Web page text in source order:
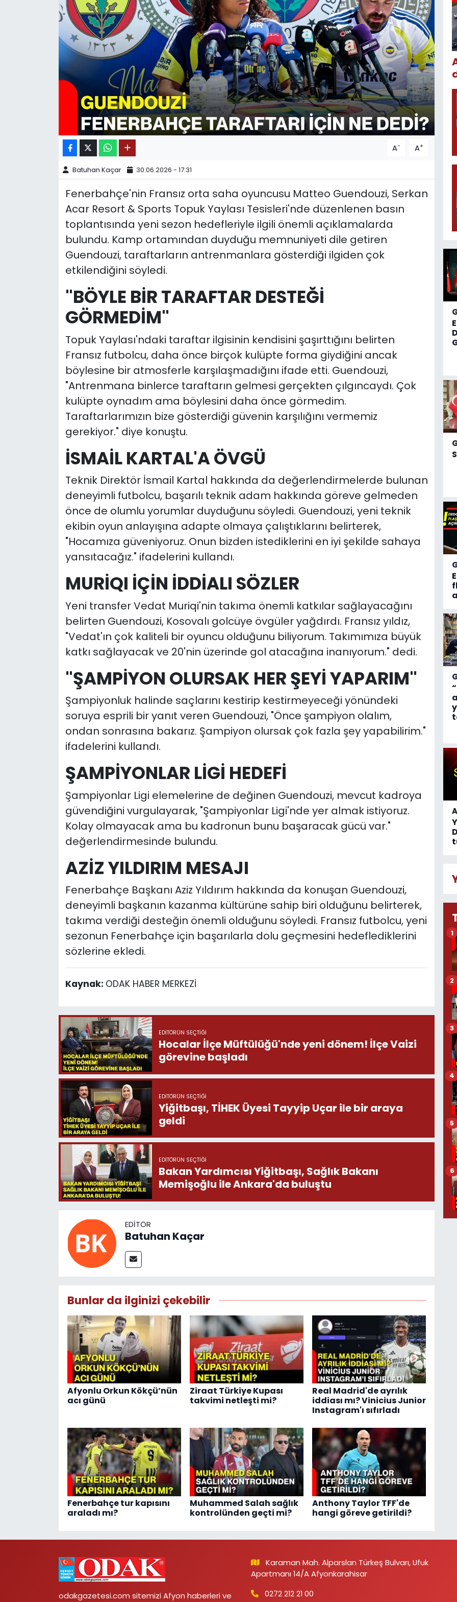
A- A+
Batuhan Kaçar 30.06.2026 - 17:31
Fenerbahçe'nin Fransız orta saha oyuncusu Matteo Guendouzi, Serkan
Acar Resort & Sports Topuk Yaylası Tesisleri'nde düzenlenen basın
toplantısında yeni sezon hedefleriyle ilgili önemli açıklamalarda
bulundu. Kamp ortamından duyduğu memnuniyeti dile getiren
Guendouzi, taraftarların antrenmanlara gösterdiği ilgiden çok
etkilendiğini söyledi.
"BÖYLE BİR TARAFTAR DESTEĞİ
GÖRMEDİM"
Topuk Yaylası'ndaki taraftar ilgisinin kendisini şaşırttığını belirten
Fransız futbolcu, daha önce birçok kulüpte forma giydiğini ancak
böylesine bir atmosferle karşılaşmadığını ifade etti. Guendouzi,
"Antrenmana binlerce taraftarın gelmesi gerçekten çılgıncaydı. Çok
kulüpte oynadım ama böylesini daha önce görmedim.
Taraftarlarımızın bize gösterdiği güvenin karşılığını vermemiz
gerekiyor." diye konuştu.
İSMAİL KARTAL'A ÖVGÜ
Teknik Direktör İsmail Kartal hakkında da değerlendirmelerde bulunan
deneyimli futbolcu, başarılı teknik adam hakkında göreve gelmeden
önce de olumlu yorumlar duyduğunu söyledi. Guendouzi, yeni teknik
ekibin oyun anlayışına adapte olmaya çalıştıklarını belirterek,
"Hocamıza güveniyoruz. Onun bizden istediklerini en iyi şekilde sahaya
yansıtacağız." ifadelerini kullandı.
MURİQI İÇİN İDDİALI SÖZLER
Yeni transfer Vedat Muriqi'nin takıma önemli katkılar sağlayacağını
belirten Guendouzi, Kosovalı golcüye övgüler yağdırdı. Fransız yıldız,
"Vedat'ın çok kaliteli bir oyuncu olduğunu biliyorum. Takımımıza büyük
katkı sağlayacak ve 20'nin üzerinde gol atacağına inanıyorum." dedi.
"ŞAMPİYON OLURSAK HER ŞEYİ YAPARIM"
Şampiyonluk halinde saçlarını kestirip kestirmeyeceği yönündeki
soruya esprili bir yanıt veren Guendouzi, "Önce şampiyon olalım,
ondan sonrasına bakarız. Şampiyon olursak çok fazla şey yapabilirim."
ifadelerini kullandı.
ŞAMPİYONLAR LİGİ HEDEFİ
Şampiyonlar Ligi elemelerine de değinen Guendouzi, mevcut kadroya
güvendiğini vurgulayarak, "Şampiyonlar Ligi'nde yer almak istiyoruz.
Kolay olmayacak ama bu kadronun bunu başaracak gücü var."
değerlendirmesinde bulundu.
AZİZ YILDIRIM MESAJI
Fenerbahçe Başkanı Aziz Yıldırım hakkında da konuşan Guendouzi,
deneyimli başkanın kazanma kültürüne sahip biri olduğunu belirterek,
takıma verdiği desteğin önemli olduğunu söyledi. Fransız futbolcu, yeni
sezonun Fenerbahçe için başarılarla dolu geçmesini hedeflediklerini
sözlerine ekledi.
Kaynak: ODAK HABER MERKEZİ
EDITÖRÜN SEÇTIĞI
Hocalar İlçe Müftülüğü'nde yeni dönem! İlçe Vaizi
görevine başladı
EDITÖRÜN SEÇTIĞI
Yiğitbaşı, TİHEK Üyesi Tayyip Uçar ile bir araya
geldi
EDITÖRÜN SEÇTIĞI
Bakan Yardımcısı Yiğitbaşı, Sağlık Bakanı
Memişoğlu ile Ankara'da buluştu
EDITÖR
Batuhan Kaçar
Bunlar da ilginizi çekebilir
Afyonlu Orkun Kökçü’nün
acı günü
Ziraat Türkiye Kupası
takvimi netleşti mi?
Real Madrid'de ayrılık
iddiası mı? Vinicius Junior
Instagram'ı sıfırladı
Fenerbahçe tur kapısını
araladı mı?
Muhammed Salah sağlık
kontrolünden geçti mi?
Anthony Taylor TFF'de
hangi göreve getirildi?
1
2
3
4
5
6
odakgazetesi.com sitemizi Afyon haberleri ve
Karaman Mah. Alparslan Türkeş Bulvarı, Ufuk
Apartmanı 14/A Afyonkarahisar
0272 212 21 00
11:11 MANŞET